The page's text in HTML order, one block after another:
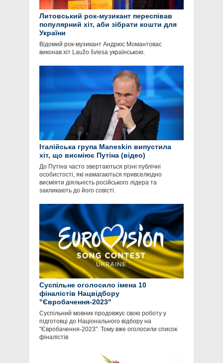
Литовський рок-музикант переспівав
популярний хіт, аби зібрати кошти для
України
Відомий рок-музикант Андрюс Момантовас
виконав хіт Laužo šviesa українською.
Італійська група Maneskin випустила
хіт, що висміює Путіна (відео)
До Путіна часто звертаються різні публічні
особистості, які намагаються привселюдно
висміяти діяльність російського лідера та
закликають до його совісті.
Суспільне оголосило імена 10
фіналістів Нацвідбору
"Євробачення-2023"
Суспільний мовник продовжує свою роботу у
підготовці до Національного відбору на
"Євробачення-2023". Тому вже оголосили список
фіналістів